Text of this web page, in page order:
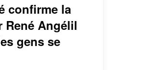
confirme la
René Angélil
gens se